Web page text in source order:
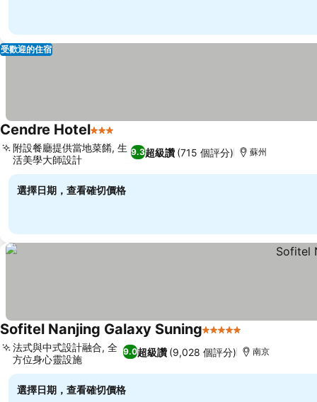
受歡迎的住宿
Cendre Hotel3 星級
9.3超級讚 (715 個評分)
附設餐廳提供當地菜餚, 生
活美學大師設計
蘇州
選擇日期，查看確切價格
Sofitel Nanjing Galaxy Suning5 星級
9.0超級讚 (9,028 個評分)
法式與中式設計融合, 全
方位身心靈設施
南京
選擇日期，查看確切價格